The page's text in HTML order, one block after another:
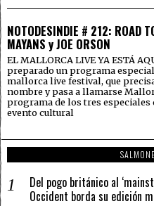
NOTODESINDIE # 212: ROAD
MAYANS y JOE ORSON
EL MALLORCA LIVE YA ESTÁ
preparado un programa
mallorca live festival, que
nombre y pasa a llamarse
programa de los tres especiales
evento cultural
Del pogo británico al
Occident borda su edición